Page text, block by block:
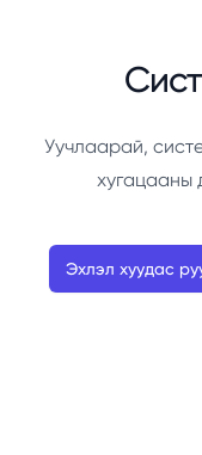
Уучлаарай,
хугацааны
Эхлэл хуудас